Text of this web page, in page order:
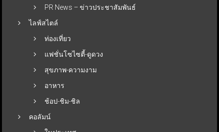
PR News – ข่าวประชาสัมพันธ์
ไลฟ์สไตล์
ท่องเที่ยว
แฟชั่นโซไซตี้-ดูดวง
สุขภาพ-ความงาม
อาหาร
ช้อป-ชิม-ชิล
คอลัมน์